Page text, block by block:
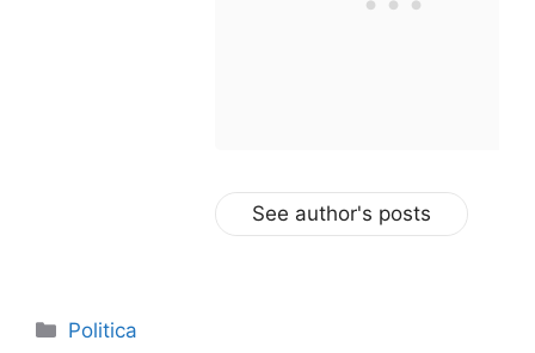
See author's posts
Categorie
Politica